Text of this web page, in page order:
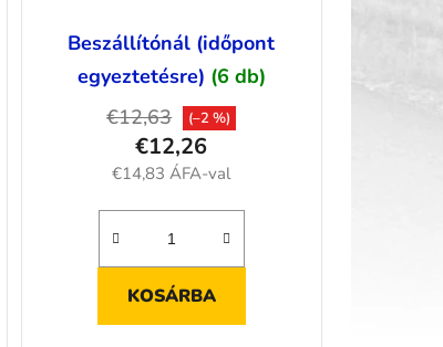
s
e
Beszállítónál (időpont
egyeztetésre) (6 db)
€14,83 ÁFA-val
€12,26
€12,63 (–2 %)
KOSÁRBA